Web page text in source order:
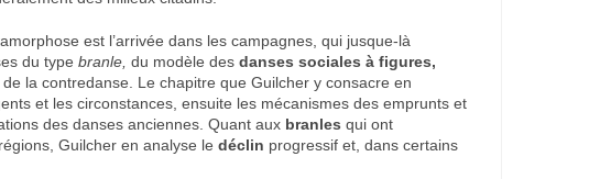
est l’arrivée dans les campagnes, qui jusque-là
du typebranle, du modèle desdanses sociales à figures,
la contredanse. Le chapitre que Guilcher y consacre en
et les circonstances, ensuite les mécanismes des emprunts et
des danses anciennes. Quant aux branles qui ont
Guilcher en analyse ledéclin progressif et, dans certains